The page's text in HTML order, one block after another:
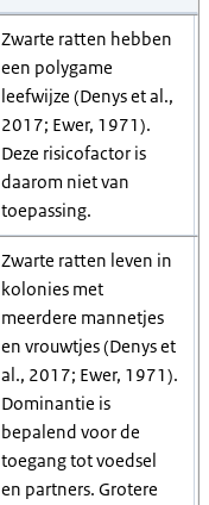
Zwarte ratten hebben
een polygame
leefwijze (Denys et al.,
2017; Ewer, 1971).
Deze risicofactor is
daarom niet van
toepassing.
Zwarte ratten leven in
kolonies met
meerdere mannetjes
en vrouwtjes (Denys et
al., 2017; Ewer, 1971).
Dominantie is
bepalend voor de
toegang tot voedsel
en partners. Grotere